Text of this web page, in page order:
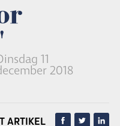
11
2018
ARTIKEL